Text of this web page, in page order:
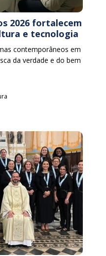
2026 fortalecem
e tecnologia
contemporâneos em
da verdade e do bem